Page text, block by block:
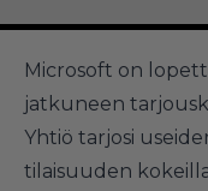
Microsoft on
jatkuneen
Yhtiö tarjosi
tilaisuuden